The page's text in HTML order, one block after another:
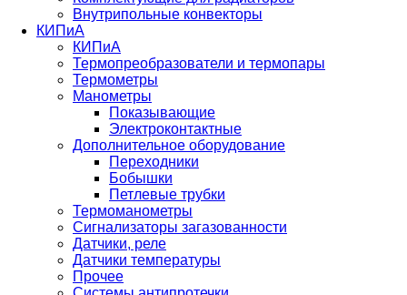
Внутрипольные конвекторы
КИПиА
КИПиА
Термопреобразователи и термопары
Термометры
Манометры
Показывающие
Электроконтактные
Дополнительное оборудование
Переходники
Бобышки
Петлевые трубки
Термоманометры
Сигнализаторы загазованности
Датчики, реле
Датчики температуры
Прочее